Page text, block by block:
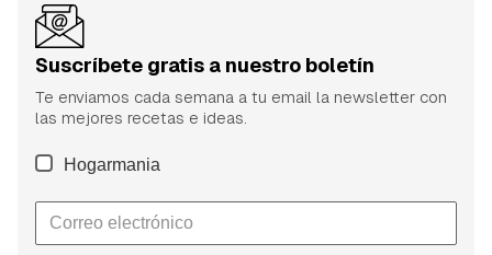
Suscríbete gratis a nuestro boletín
Te enviamos cada semana a tu email la newsletter con
las mejores recetas e ideas.
Hogarmania